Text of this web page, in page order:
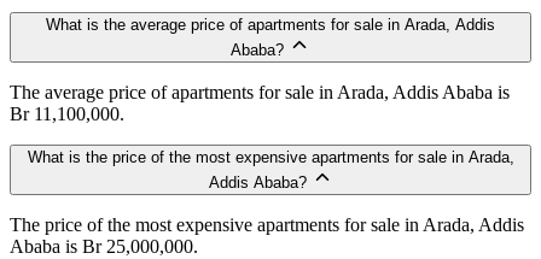
What is the average price of apartments for sale in Arada, Addis
Ababa?
The average price of apartments for sale in Arada, Addis Ababa is
Br 11,100,000.
What is the price of the most expensive apartments for sale in Arada,
Addis Ababa?
The price of the most expensive apartments for sale in Arada, Addis
Ababa is Br 25,000,000.